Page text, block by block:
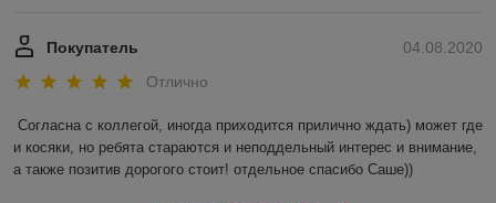
04.08.2020
Покупатель
Отлично
Согласна с коллегой, иногда приходится прилично ждать) может где
и косяки, но ребята стараются и неподдельный интерес и внимание,
а также позитив дорогого стоит! отдельное спасибо Саше))